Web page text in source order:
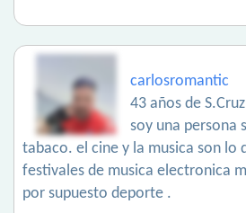
carlosromantic
43 años de
soy una persona
tabaco. el cine y la musica son lo
festivales de musica electronica
por supuesto deporte .